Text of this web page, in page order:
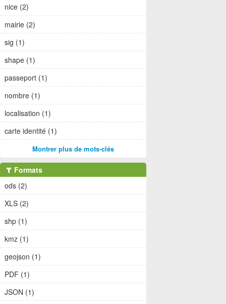
nice (2)
mairie (2)
sig (1)
shape (1)
passeport (1)
nombre (1)
localisation (1)
carte identité (1)
Montrer plus de mots-clés
Formats
ods (2)
XLS (2)
shp (1)
kmz (1)
geojson (1)
PDF (1)
JSON (1)